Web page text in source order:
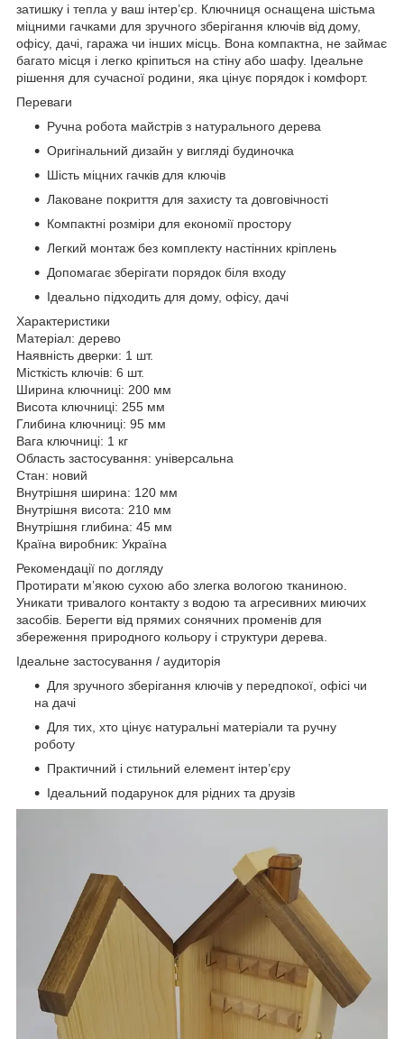
затишку і тепла у ваш інтер’єр. Ключниця оснащена шістьма
міцними гачками для зручного зберігання ключів від дому,
офісу, дачі, гаража чи інших місць. Вона компактна, не займає
багато місця і легко кріпиться на стіну або шафу. Ідеальне
рішення для сучасної родини, яка цінує порядок і комфорт.
Переваги
Ручна робота майстрів з натурального дерева
Оригінальний дизайн у вигляді будиночка
Шість міцних гачків для ключів
Лаковане покриття для захисту та довговічності
Компактні розміри для економії простору
Легкий монтаж без комплекту настінних кріплень
Допомагає зберігати порядок біля входу
Ідеально підходить для дому, офісу, дачі
Характеристики
Матеріал: дерево
Наявність дверки: 1 шт.
Місткість ключів: 6 шт.
Ширина ключниці: 200 мм
Висота ключниці: 255 мм
Глибина ключниці: 95 мм
Вага ключниці: 1 кг
Область застосування: універсальна
Стан: новий
Внутрішня ширина: 120 мм
Внутрішня висота: 210 мм
Внутрішня глибина: 45 мм
Країна виробник: Україна
Рекомендації по догляду
Протирати м’якою сухою або злегка вологою тканиною.
Уникати тривалого контакту з водою та агресивних миючих
засобів. Берегти від прямих сонячних променів для
збереження природного кольору і структури дерева.
Ідеальне застосування / аудиторія
Для зручного зберігання ключів у передпокої, офісі чи
на дачі
Для тих, хто цінує натуральні матеріали та ручну
роботу
Практичний і стильний елемент інтер’єру
Ідеальний подарунок для рідних та друзів